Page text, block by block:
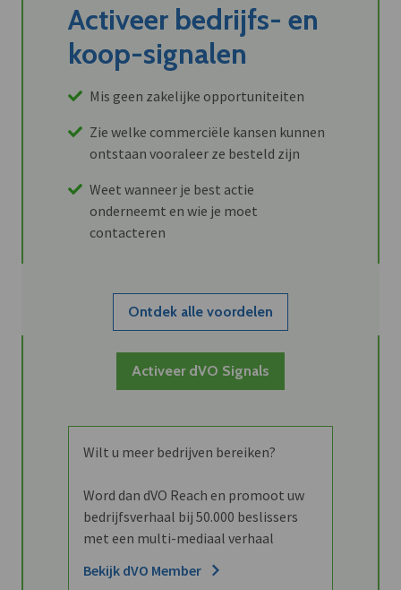
Activeer bedrijfs- en
koop-signalen
Mis geen zakelijke opportuniteiten
Zie welke commerciële kansen kunnen
ontstaan vooraleer ze besteld zijn
Weet wanneer je best actie
onderneemt en wie je moet
contacteren
Ontdek alle voordelen
Activeer dVO Signals
Wilt u meer bedrijven bereiken?
Word dan dVO Reach en promoot uw
bedrijfsverhaal bij 50.000 beslissers
met een multi-mediaal verhaal
Bekijk dVO Member